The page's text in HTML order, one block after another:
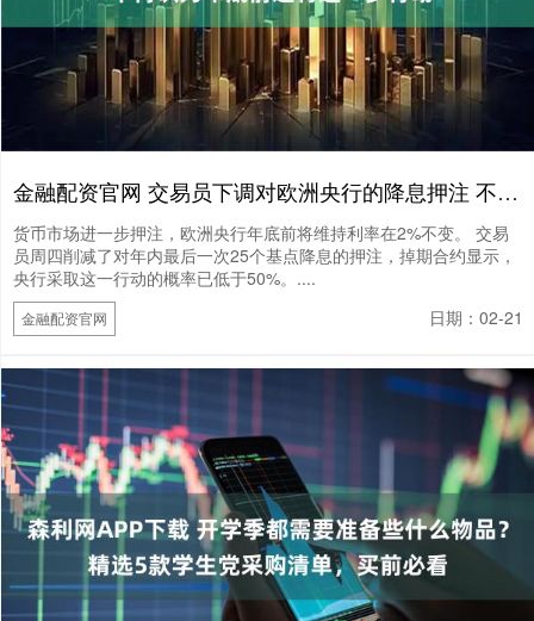
金融配资官网 交易员下调对欧洲央行的降息押注 不再认为年底前还有进一步行动
货币市场进一步押注，欧洲央行年底前将维持利率在2%不变。 交易
员周四削减了对年内最后一次25个基点降息的押注，掉期合约显示，
央行采取这一行动的概率已低于50%。....
金融配资官网 日期：02-21